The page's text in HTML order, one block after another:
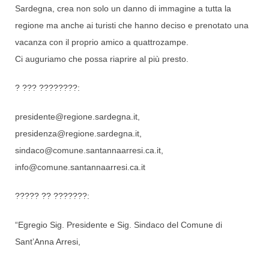
Sardegna, crea non solo un danno di immagine a tutta la
regione ma anche ai turisti che hanno deciso e prenotato una
vacanza con il proprio amico a quattrozampe.
Ci auguriamo che possa riaprire al più presto.
? ??? ????????:
presidente@regione.sardegna.it,
presidenza@regione.sardegna.it,
sindaco@comune.santannaarresi.ca.it,
info@comune.santannaarresi.ca.it
????? ?? ???????:
“Egregio Sig. Presidente e Sig. Sindaco del Comune di
Sant’Anna Arresi,